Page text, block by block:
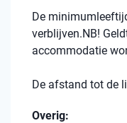
De
verblijven.NB!
accommodatie
De afstand tot de
Overig: